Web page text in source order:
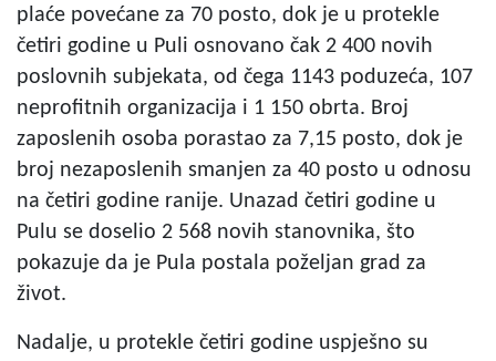
plaće povećane za 70 posto, dok je u protekle
četiri godine u Puli osnovano čak 2 400 novih
poslovnih subjekata, od čega 1143 poduzeća, 107
neprofitnih organizacija i 1 150 obrta. Broj
zaposlenih osoba porastao za 7,15 posto, dok je
broj nezaposlenih smanjen za 40 posto u odnosu
na četiri godine ranije. Unazad četiri godine u
Pulu se doselio 2 568 novih stanovnika, što
pokazuje da je Pula postala poželjan grad za
život.
Nadalje, u protekle četiri godine uspješno su